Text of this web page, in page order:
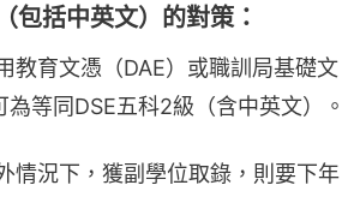
包括中英文）的對策：
教育文憑（DAE）或職訓局基礎文
等同DSE五科2級（含中英文）。
情況下，獲副學位取錄，則要下年